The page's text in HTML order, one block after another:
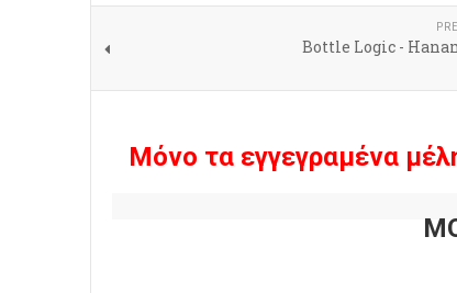
Bottle Logic -
Μόνο τα εγγεγραμένα